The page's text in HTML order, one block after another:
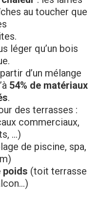
au toucher que
léger qu’un bois
d’un mélange
54% de matériaux
.
des terrasses :
commerciaux,
…)
de piscine, spa,
poids (toit terrasse